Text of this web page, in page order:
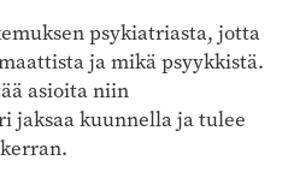
psykiatriasta, jotta
ja mikä psyykkistä.
asioita niin
jaksaa kuunnella ja tulee